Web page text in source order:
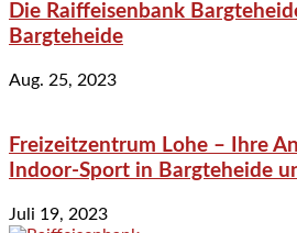
Die Raiffeisenbank
Bargteheide
Aug. 25, 2023
Freizeitzentrum Lohe – Ihre
Indoor-Sport in Bargteheide
Juli 19, 2023